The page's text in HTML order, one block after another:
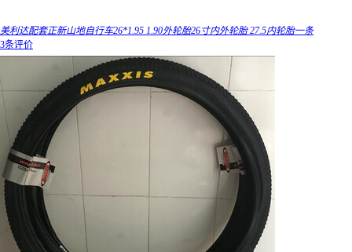
美利达配套正新山地自行车26*1.95 1.90外轮胎26寸内外轮胎 27.5内轮胎一条
3条评价